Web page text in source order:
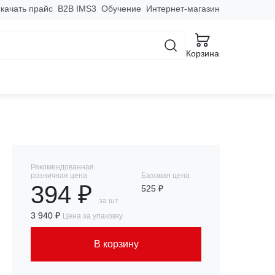
прайс B2B IMS3 Обучение Интернет-магазин
Корзина
Рекомендованная
розничная цена
394 ₽ за шт
Базовая цена
525 ₽
3 940 ₽ Цена за упаковку
В корзину